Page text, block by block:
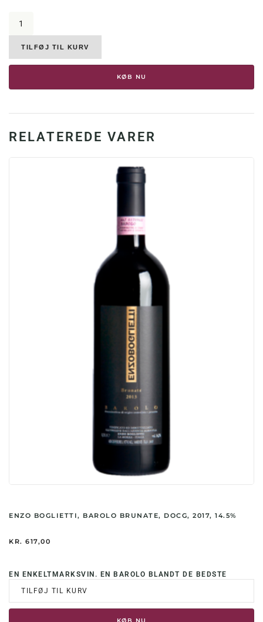
Boglietti,
Langhe
Buio,
DOC,
2021,
%.
antal
TILFØJ TIL KURV
KØB NU
RELATEREDE VARER
ENZO BOGLIETTI, BAROLO BRUNATE, DOCG, 2017, 14.5%
KR. 617,00
EN ENKELTMARKSVIN. EN BAROLO BLANDT DE BEDSTE
TILFØJ TIL KURV